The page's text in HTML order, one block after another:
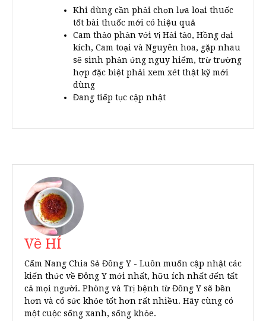
Khi dùng cần phải chọn lựa loại thuốc
tốt bài thuốc mới có hiệu quả
Cam thảo phản với vị Hải tảo, Hồng đại
kích, Cam toại và Nguyên hoa, gặp nhau
sẽ sinh phản ứng nguy hiểm, trừ trường
hợp đặc biệt phải xem xét thật kỹ mới
dùng
Đang tiếp tục cập nhật
Về HÍ
Cẩm Nang Chia Sẻ Đông Y - Luôn muốn cập nhật các
kiến thức về Đông Y mới nhất, hữu ích nhất đến tất
cả mọi người. Phòng và Trị bệnh từ Đông Y sẽ bền
hơn và có sức khỏe tốt hơn rất nhiều. Hãy cùng có
một cuộc sống xanh, sống khỏe.